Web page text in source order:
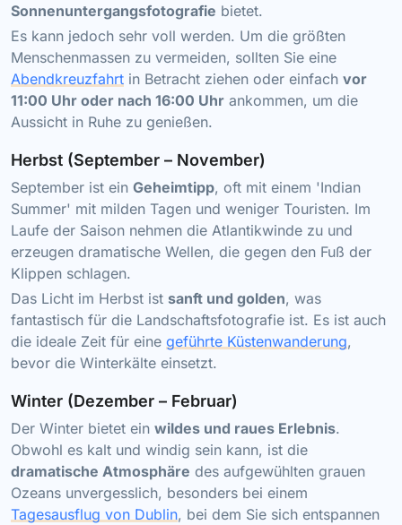
Sonnenuntergangsfotografie bietet.
Es kann jedoch sehr voll werden. Um die größten
Menschenmassen zu vermeiden, sollten Sie eine
Abendkreuzfahrt in Betracht ziehen oder einfach vor
11:00 Uhr oder nach 16:00 Uhr ankommen, um die
Aussicht in Ruhe zu genießen.
Herbst (September – November)
September ist ein Geheimtipp, oft mit einem 'Indian
Summer' mit milden Tagen und weniger Touristen. Im
Laufe der Saison nehmen die Atlantikwinde zu und
erzeugen dramatische Wellen, die gegen den Fuß der
Klippen schlagen.
Das Licht im Herbst ist sanft und golden, was
fantastisch für die Landschaftsfotografie ist. Es ist auch
die ideale Zeit für eine geführte Küstenwanderung,
bevor die Winterkälte einsetzt.
Winter (Dezember – Februar)
Der Winter bietet ein wildes und raues Erlebnis.
Obwohl es kalt und windig sein kann, ist die
dramatische Atmosphäre des aufgewühlten grauen
Ozeans unvergesslich, besonders bei einem
Tagesausflug von Dublin, bei dem Sie sich entspannen